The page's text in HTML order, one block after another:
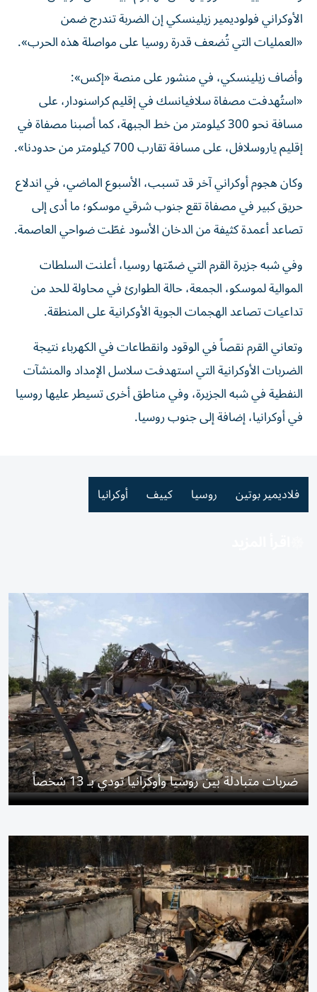
الأوكراني فولوديمير زيلينسكي إن الضربة تندرج ضمن
«العمليات التي تُضعف قدرة روسيا على مواصلة هذه الحرب».
وأضاف زيلينسكي، في منشور على منصة «إكس»:
«استُهدفت مصفاة سلافيانسك في إقليم كراسنودار، على
مسافة نحو 300 كيلومتر من خط الجبهة، كما أصبنا مصفاة في
إقليم ياروسلافل، على مسافة تقارب 700 كيلومتر من حدودنا».
وكان هجوم أوكراني آخر قد تسبب، الأسبوع الماضي، في اندلاع
حريق كبير في مصفاة تقع جنوب شرقي موسكو؛ ما أدى إلى
تصاعد أعمدة كثيفة من الدخان الأسود غطّت ضواحي العاصمة.
وفي شبه جزيرة القرم التي ضمّتها روسيا، أعلنت السلطات
الموالية لموسكو، الجمعة، حالة الطوارئ في محاولة للحد من
تداعيات تصاعد الهجمات الجوية الأوكرانية على المنطقة.
وتعاني القرم نقصاً في الوقود وانقطاعات في الكهرباء نتيجة
الضربات الأوكرانية التي استهدفت سلاسل الإمداد والمنشآت
النفطية في شبه الجزيرة، وفي مناطق أخرى تسيطر عليها روسيا
في أوكرانيا، إضافة إلى جنوب روسيا.
فلاديمير بوتين روسيا كييف أوكرانيا
ضربات متبادلة بين روسيا وأوكرانيا تودي بـ 13 شخصاً